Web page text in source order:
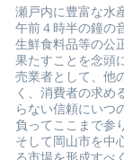
瀬戸内に豊富な水
午前４時半の鐘の
生鮮食料品等の公
果たすことを念頭
売業者として、他
く、消費者の求め
らない信頼にいつ
負ってここまで参
そして岡山市を中